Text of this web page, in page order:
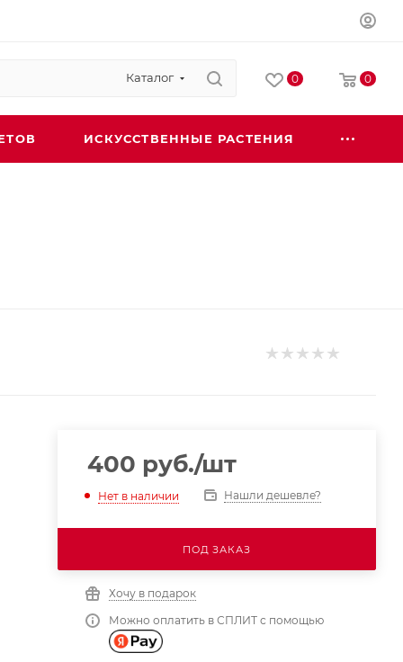
Каталог 0 0
ИСКУССТВЕННЫЕ РАСТЕНИЯ
400 руб./шт
Нет в наличии Нашли дешевле?
ПОД ЗАКАЗ
Хочу в подарок
Можно оплатить в СПЛИТ с помощью